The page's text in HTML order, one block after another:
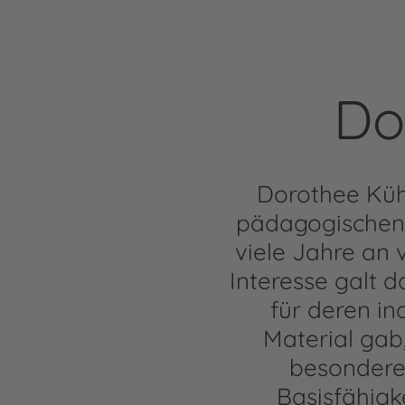
Dorothee
viele Jahre an
Interesse galt
für deren
Material